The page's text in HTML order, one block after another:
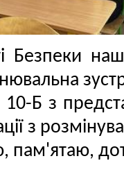
Безпеки
Б з
з
пам'ятаю,